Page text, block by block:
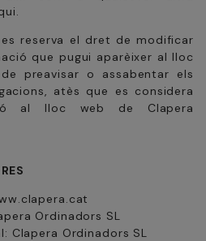
reserva el dret de modificar
que pugui aparèixer al lloc
preavisar o assabentar els
atès que es considera
al lloc web de Clapera
Ordinadors SL
Clapera Ordinadors SL